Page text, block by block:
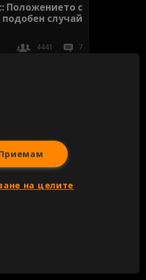
Положението с
случай
4441
7
на целите